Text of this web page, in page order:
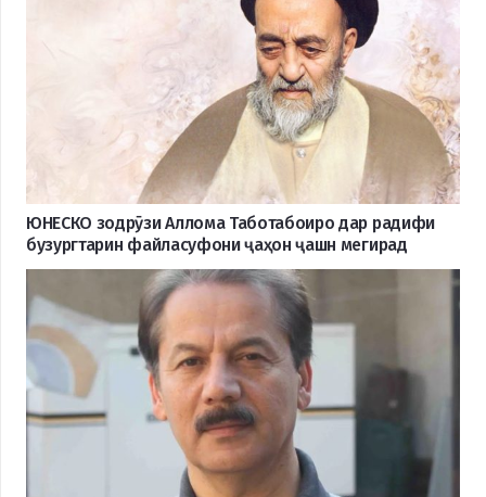
ЮНЕСКО зодрӯзи Аллома Таботабоиро дар радифи
бузургтарин файласуфони ҷаҳон ҷашн мегирад